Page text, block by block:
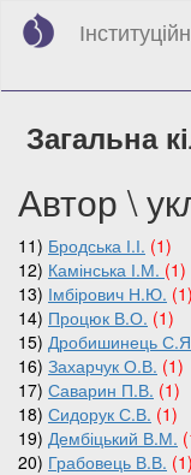
Перейти
вмісту
Загальна
Автор \
11) Бродська І.І. (1)
12) Камінська І.М. (1)
13) Імбірович Н.Ю. (1)
14) Процюк В.О. (1)
15) Дробишинець
16) Захарчук О.В. (1)
17) Саварин П.В. (1)
18) Сидорук С.В. (1)
19) Дембіцький В.М.
20) Грабовець В.В. (1)